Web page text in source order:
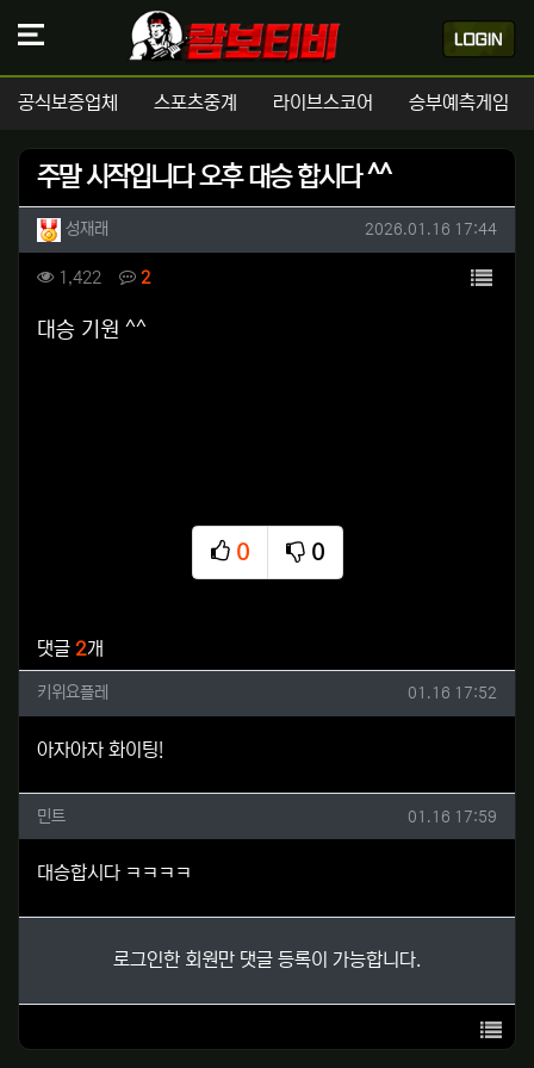
공식보증업체 스포츠중계 라이브스코어 승부예측게임
주말 시작입니다 오후 대승 합시다 ^^
작성자 정보
성재래 작성일
2026.01.16 17:44
컨텐츠 정보
1,422 조회 2댓글 목록
본문
대승 기원 ^^
0
추천
0
비추천
댓글 2개
키위요플레님의 댓글
키위요플레 작성일
01.16 17:52
아자아자 화이팅!
민트님의 댓글
민트 작성일
01.16 17:59
대승합시다 ㅋㅋㅋㅋ
로그인한 회원만 댓글 등록이 가능합니다.
목록